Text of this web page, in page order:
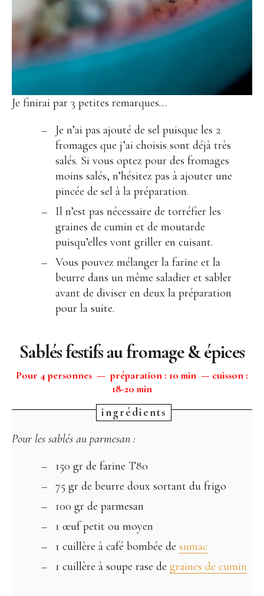
Je finirai par 3 petites remarques…
Je n’ai pas ajouté de sel puisque les 2
fromages que j’ai choisis sont déjà très
salés. Si vous optez pour des fromages
moins salés, n’hésitez pas à ajouter une
pincée de sel à la préparation.
Il n’est pas nécessaire de torréfier les
graines de cumin et de moutarde
puisqu’elles vont griller en cuisant.
Vous pouvez mélanger la farine et la
beurre dans un même saladier et sabler
avant de diviser en deux la préparation
pour la suite.
Sablés festifs au fromage & épices
Pour 4 personnes — préparation : 10 min — cuisson :
18-20 min
Pour les sablés au parmesan :
150 gr de farine T80
75 gr de beurre doux sortant du frigo
100 gr de parmesan
1 œuf petit ou moyen
1 cuillère à café bombée de sumac
1 cuillère à soupe rase de graines de cumin